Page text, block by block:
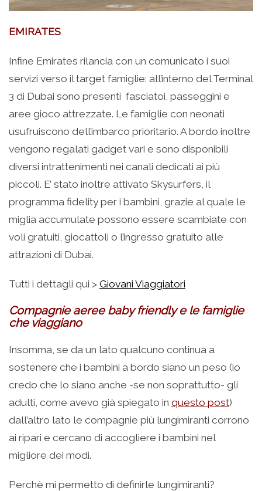
EMIRATES
Infine Emirates rilancia con un comunicato i suoi
servizi verso il target famiglie: all’interno del Terminal
3 di Dubai sono presenti fasciatoi, passeggini e
aree gioco attrezzate. Le famiglie con neonati
usufruiscono dell’imbarco prioritario. A bordo inoltre
vengono regalati gadget vari e sono disponibili
diversi intrattenimenti nei canali dedicati ai più
piccoli. E’ stato inoltre attivato Skysurfers, il
programma fidelity per i bambini, grazie al quale le
miglia accumulate possono essere scambiate con
voli gratuiti, giocattoli o l’ingresso gratuito alle
attrazioni di Dubai.
Tutti i dettagli qui > Giovani Viaggiatori
Compagnie aeree baby friendly e le famiglie
che viaggiano
Insomma, se da un lato qualcuno continua a
sostenere che i bambini a bordo siano un peso (io
credo che lo siano anche -se non soprattutto- gli
adulti, come avevo già spiegato in questo post)
dall’altro lato le compagnie più lungimiranti corrono
ai ripari e cercano di accogliere i bambini nel
migliore dei modi.
Perchè mi permetto di definirle lungimiranti?